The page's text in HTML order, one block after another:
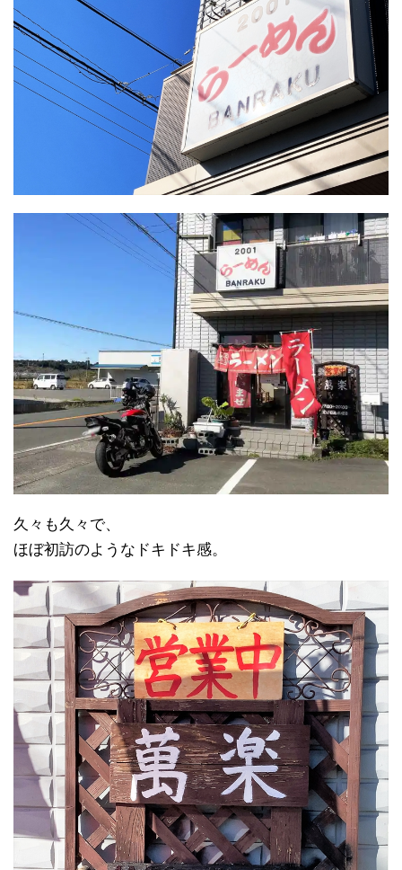
久々も久々で、
ほぼ初訪のようなドキドキ感。